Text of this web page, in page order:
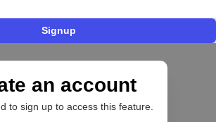
Signup
an account
to sign up to access this feature.
la gestión de tesorería de